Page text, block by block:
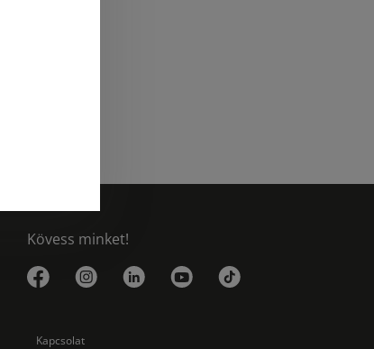
Kövess minket!
Kapcsolat